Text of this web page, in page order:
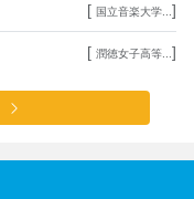
[ 国立音楽大学... ]
[ 潤徳女子高等... ]